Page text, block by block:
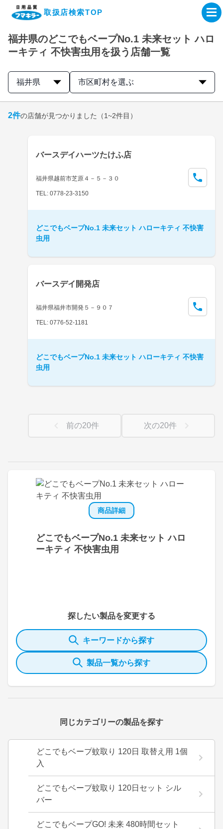
取扱店検索TOP
企業・IR情報サイト
製品情報サイト
取扱店検索はこちら
福井県のどこでもベープNo.1 未来セット ハロ
ーキティ 不快害虫用を扱う店舗一覧
福井県 市区町村を選ぶ
商品詳細
どこでもベープNo.1 未来セット ハロ
ーキティ 不快害虫用
探したい製品を変更する
キーワードから探す
製品一覧から探す
同じカテゴリーの製品を探す
どこでもベープ蚊取り 120日 取替え用 1個
入
どこでもベープ蚊取り 120日セット シル
バー
どこでもベープGO! 未来 480時間セット
2件の店舗が見つかりました （1~2件目）
バースデイハーツたけふ店
福井県越前市芝原４－５－３０
TEL: 0778-23-3150
どこでもベープNo.1 未来セット ハローキティ 不快害
虫用
バースデイ開発店
福井県福井市開発５－９０７
TEL: 0776-52-1181
どこでもベープNo.1 未来セット ハローキティ 不快害
虫用
前の20件 次の20件